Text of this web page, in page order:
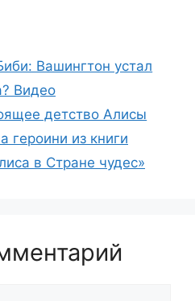
Вашингтон устал
Видео
детство Алисы
героини из книги
в Стране чудес»